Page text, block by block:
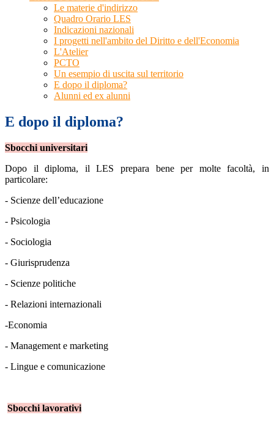
Le materie d'indirizzo
Quadro Orario LES
Indicazioni nazionali
I progetti nell'ambito del Diritto e dell'Economia
L'Atelier
PCTO
Un esempio di uscita sul territorio
E dopo il diploma?
Alunni ed ex alunni
E dopo il diploma?
Sbocchi universitari
Dopo il diploma, il LES prepara bene per molte facoltà, in
particolare:
- Scienze dell’educazione
- Psicologia
- Sociologia
- Giurisprudenza
- Scienze politiche
- Relazioni internazionali
-Economia
- Management e marketing
- Lingue e comunicazione
Sbocchi lavorativi